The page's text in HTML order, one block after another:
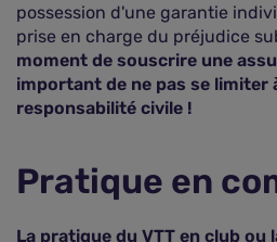
possession d'une garantie
prise en charge du préjudice
moment de souscrire une
important de ne pas se limiter
responsabilité civile !
Pratique en
La pratique du VTT en club ou